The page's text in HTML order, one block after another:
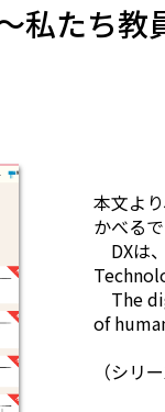
私たち
本文より
かべる
DXは
The
of
（シリ